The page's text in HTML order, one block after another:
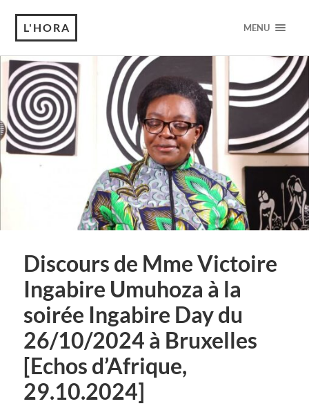
L'HORA MENU
Discours de Mme Victoire
Ingabire Umuhoza à la
soirée Ingabire Day du
26/10/2024 à Bruxelles
[Echos d’Afrique,
29.10.2024]